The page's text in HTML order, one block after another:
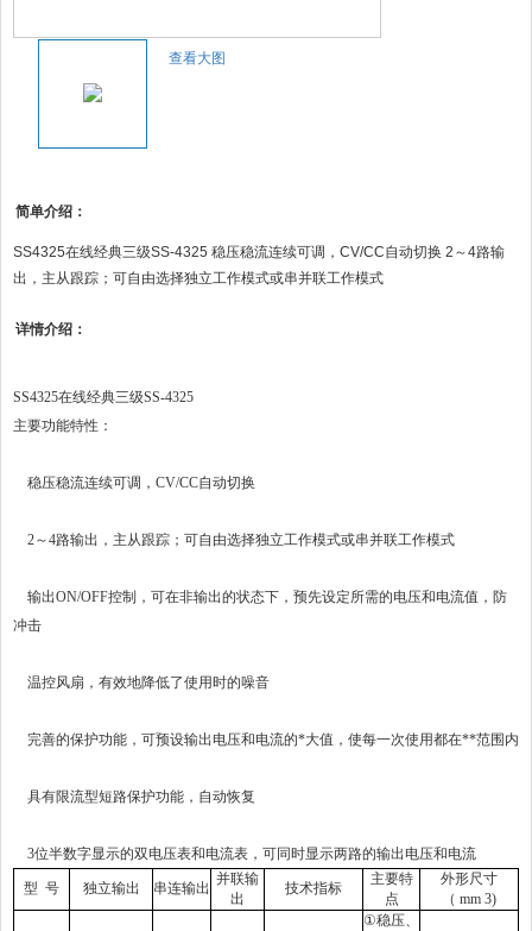
查看大图
简单介绍：
SS4325在线经典三级SS-4325 稳压稳流连续可调，CV/CC自动切换 2～4路输
出，主从跟踪；可自由选择独立工作模式或串并联工作模式
详情介绍：
SS4325在线经典三级SS-4325
主要功能特性 ：
稳压稳流连续可调， CV/CC自动切换
2～4路输出，主从跟踪；可自由选择独立工作模式或串并联工作模式
输出ON/OFF控制，可在非输出的状态下，预先设定所需的电压和电流值，防
冲击
温控风扇，有效地降低了使用时的噪音
完善的保护功能，可预设输出电压和电流的*大值，使每一次使用都在**范围内
具有限流型短路保护功能，自动恢复
3位半数字显示的双电压表和电流表，可同时显示两路的输出电压和电流
型 号 独立输出 串连输出
并联输
出
技术指标
主要特
点
外形尺寸
（ mm 3)
①稳压、